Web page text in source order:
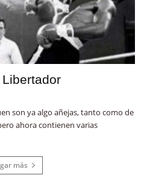
son ya algo añejas, tanto como de
ahora contienen varias
más